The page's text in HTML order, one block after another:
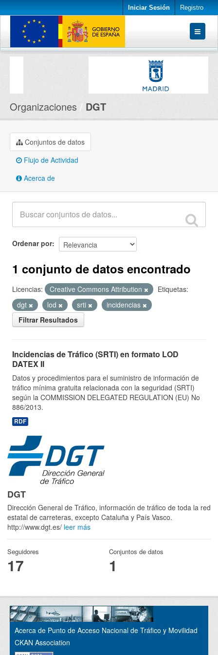
Iniciar Sesión Registro
Conjuntos de datos
Organizaciones DGT
Conjuntos de datos
Flujo de Actividad
Acerca de
Ordenar por
1 conjunto de datos encontrado
Licencias: Creative Commons Attribution
Etiquetas:
dgt
lod srti
incidencias
Filtrar Resultados
Incidencias de Tráfico (SRTI) en formato LOD
DATEX II
Datos y procedimientos para el suministro de información de
tráfico mínima gratuita relacionada con la seguridad (SRTI)
según la COMMISSION DELEGATED REGULATION (EU) No
886/2013.
RDF
DGT
Dirección General de Tráfico, información de tráfico de toda la red
estatal de carreteras, excepto Cataluña y País Vasco.
http://www.dgt.es/ leer más
Seguidores
17
Conjuntos de datos
1
Acerca de Punto de Acceso Nacional de Tráfico y Movilidad
CKAN Association